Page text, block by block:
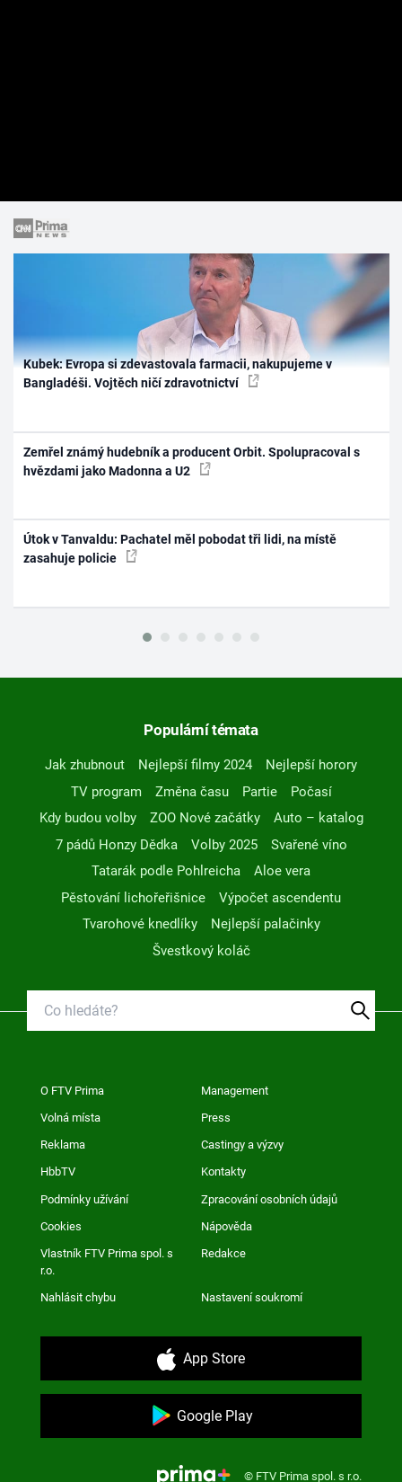
Kubek: Evropa si zdevastovala farmacii, nakupujeme v
Bangladéši. Vojtěch ničí zdravotnictví
Zemřel známý hudebník a producent Orbit. Spolupracoval s
hvězdami jako Madonna a U2
Útok v Tanvaldu: Pachatel měl pobodat tři lidi, na místě
zasahuje policie
Populární témata
Jak zhubnout Nejlepší filmy 2024
Nejlepší horory
TV program
Změna času Partie
Počasí
Kdy budou volby
ZOO Nové začátky
Auto – katalog
7 pádů Honzy Dědka
Volby 2025
Svařené víno
Tatarák podle Pohlreicha
Aloe vera
Pěstování lichořeřišnice
Výpočet ascendentu
Tvarohové knedlíky
Nejlepší palačinky
Švestkový koláč
O FTV Prima Management
Volná místa Press
Reklama Castingy a výzvy
HbbTV Kontakty
Podmínky užívání Zpracování osobních údajů
Cookies Nápověda
Vlastník FTV Prima spol. s
r.o.
Redakce
Nahlásit chybu Nastavení soukromí
App Store
Google Play
© FTV Prima spol. s r.o.